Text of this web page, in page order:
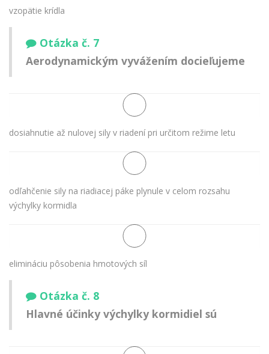
vzopätie krídla
Otázka č. 7
Aerodynamickým vyvážením docieľujeme
dosiahnutie až nulovej sily v riadení pri určitom režime letu
odľahčenie sily na riadiacej páke plynule v celom rozsahu
výchylky kormidla
elimináciu pôsobenia hmotových síl
Otázka č. 8
Hlavné účinky výchylky kormidiel sú